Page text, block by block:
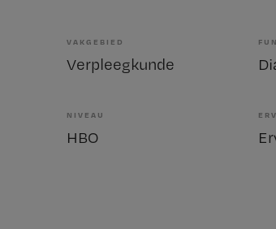
VAKGEBIED
Verpleegkunde
NIVEAU
HBO